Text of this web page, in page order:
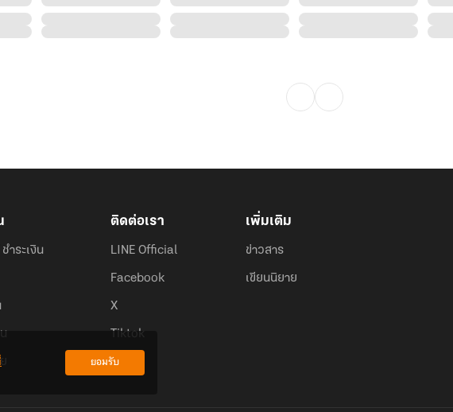
ำระเงิน
ติดต่อเรา
LINE Official
Facebook
X
Tiktok
เพิ่มเติม
ข่าวสาร
เขียนนิยาย
ยอมรับ